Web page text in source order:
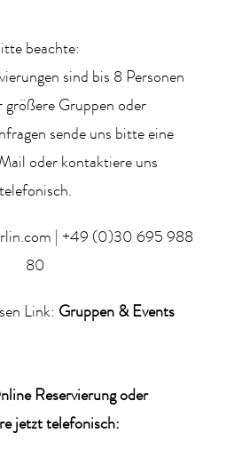
beachte:
sind bis 8 Personen
größere Gruppen oder
sende uns bitte eine
oder kontaktiere uns
telefonisch.
| +49 (0)30 695 988
80
Link: Gruppen & Events
Reservierung oder
jetzt telefonisch: